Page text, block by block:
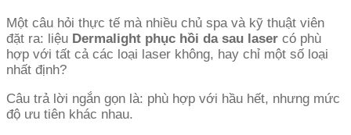
Một câu hỏi thực tế mà nhiều chủ spa và kỹ thuật viên
đặt ra: liệu Dermalight phục hồi da sau laser có phù
hợp với tất cả các loại laser không, hay chỉ một số loại
nhất định?
Câu trả lời ngắn gọn là: phù hợp với hầu hết, nhưng mức
độ ưu tiên khác nhau.